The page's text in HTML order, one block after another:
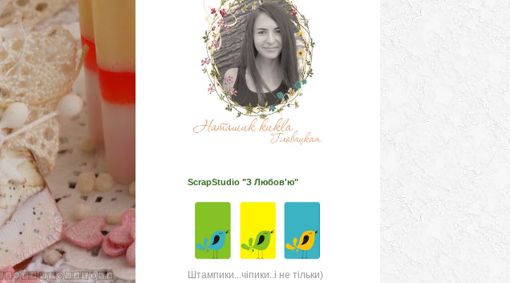
ScrapStudio "З Любов'ю"
Штампики...чіпики..і не тільки)